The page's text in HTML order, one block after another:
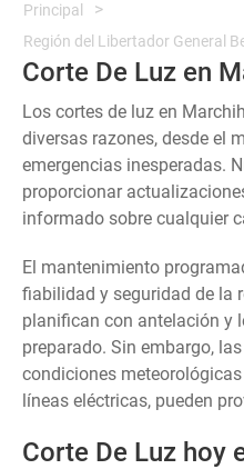
Principal
Región del Libertador General
Corte De Luz en
Los cortes de luz en
diversas razones, desde el
emergencias inesperadas.
proporcionar
informado sobre cualquier
El mantenimiento
fiabilidad y seguridad de la
planifican con antelación y
preparado. Sin embargo,
condiciones
líneas eléctricas, pueden
Corte De Luz hoy